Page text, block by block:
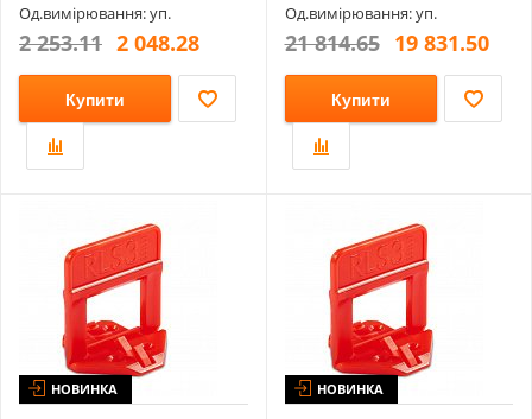
Од.вимірювання: уп.
2 253.11 2 048.28
Купити
Од.вимірювання: уп.
21 814.65 19 831.50
Купити
НОВИНКА НОВИНКА